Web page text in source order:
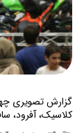
گزارش تصویری
کلاسیک، آفرود،